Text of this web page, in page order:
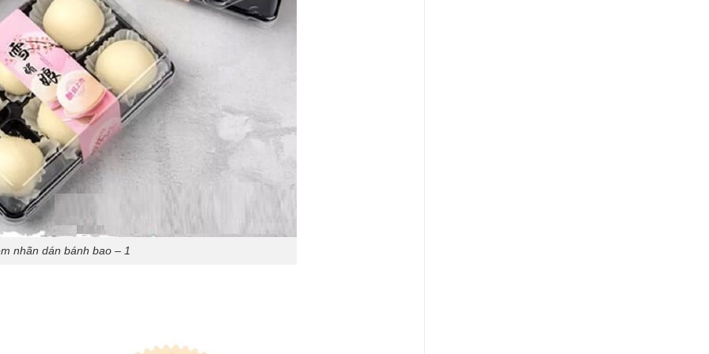
nhãn dán bánh bao – 1